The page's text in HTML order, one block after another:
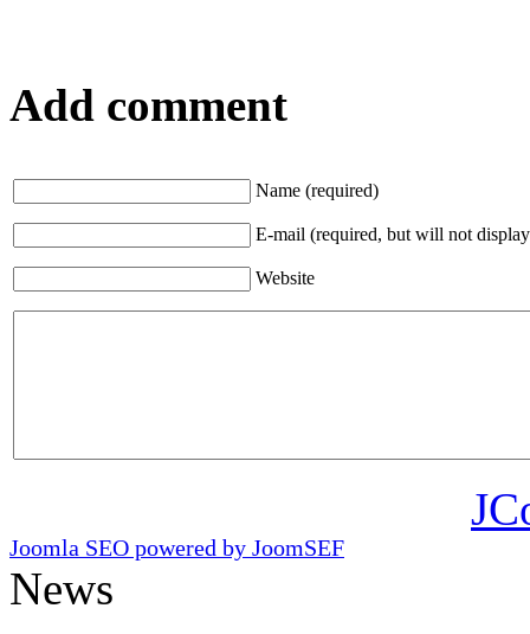
Add comment
Name (required)
E-mail (required, but will not
Website
Joomla SEO powered by JoomSEF
News